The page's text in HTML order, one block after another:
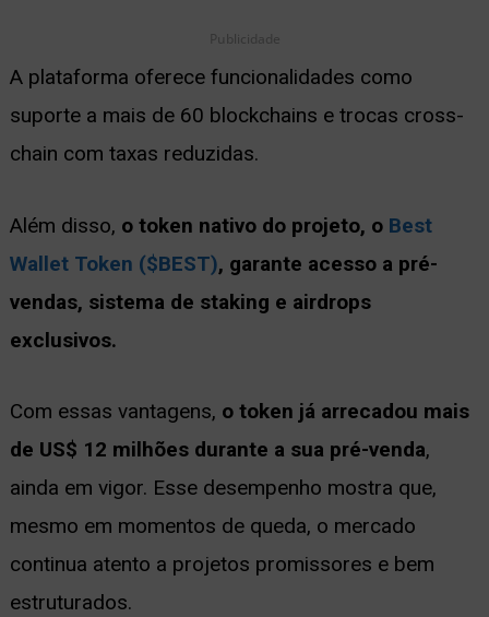
Publicidade
A plataforma oferece funcionalidades como
suporte a mais de 60 blockchains e trocas cross-
chain com taxas reduzidas.
Além disso, o token nativo do projeto, o Best
Wallet Token ($BEST), garante acesso a pré-
vendas, sistema de staking e airdrops
exclusivos.
Com essas vantagens, o token já arrecadou mais
de US$ 12 milhões durante a sua pré-venda,
ainda em vigor. Esse desempenho mostra que,
mesmo em momentos de queda, o mercado
continua atento a projetos promissores e bem
estruturados.